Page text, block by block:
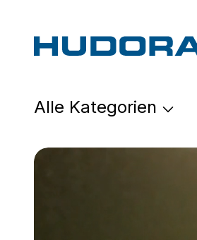
Alle Kategorien